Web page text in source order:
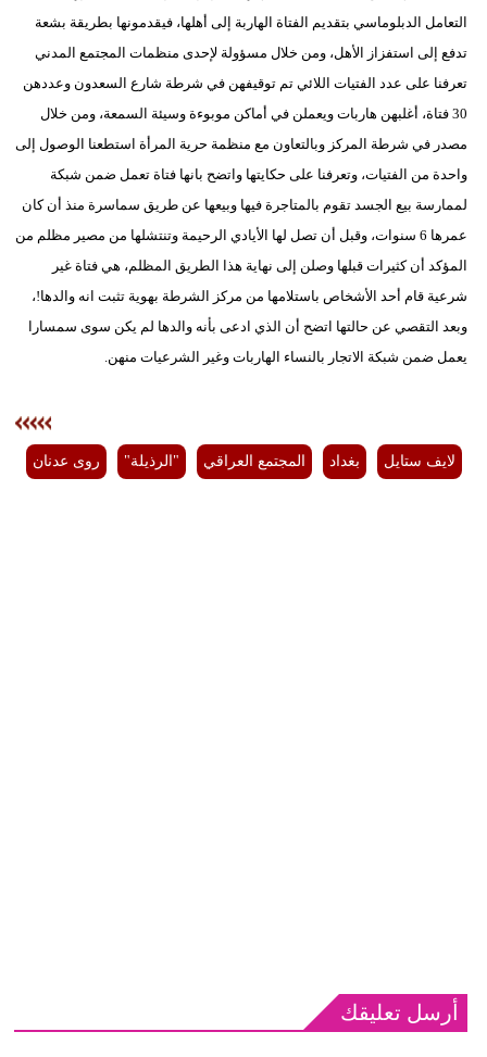
التعامل الدبلوماسي بتقديم الفتاة الهاربة إلى أهلها، فيقدمونها بطريقة بشعة
تدفع إلى استفزاز الأهل، ومن خلال مسؤولة لإحدى منظمات المجتمع المدني
تعرفنا على عدد الفتيات اللائي تم توقيفهن في شرطة شارع السعدون وعددهن
30 فتاة، أغلبهن هاربات ويعملن في أماكن موبوءة وسيئة السمعة، ومن خلال
مصدر في شرطة المركز وبالتعاون مع منظمة حرية المرأة استطعنا الوصول إلى
واحدة من الفتيات، وتعرفنا على حكايتها واتضح بانها فتاة تعمل ضمن شبكة
لممارسة بيع الجسد تقوم بالمتاجرة فيها وبيعها عن طريق سماسرة منذ أن كان
عمرها 6 سنوات، وقبل أن تصل لها الأيادي الرحيمة وتنتشلها من مصير مظلم من
المؤكد أن كثيرات قبلها وصلن إلى نهاية هذا الطريق المظلم، هي فتاة غير
شرعية قام أحد الأشخاص باستلامها من مركز الشرطة بهوية تثبت انه والدها!،
وبعد التقصي عن حالتها اتضح أن الذي ادعى بأنه والدها لم يكن سوى سمسارا
يعمل ضمن شبكة الاتجار بالنساء الهاربات وغير الشرعيات منهن.
لايف ستايل بغداد المجتمع العراقي "الرذيلة" روى عدنان
أرسل تعليقك